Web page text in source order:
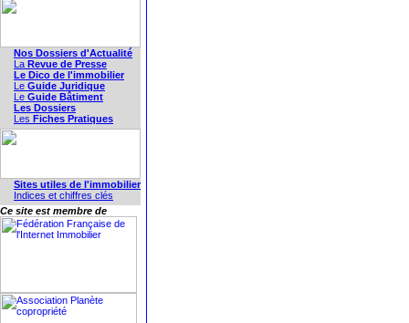
Nos Dossiers d'Actualité
La Revue de Presse
Le Dico de l'immobilier
Le Guide Juridique
Le Guide Bâtiment
Les Dossiers
Les Fiches Pratiques
Sites utiles de l'immobilier
Indices et chiffres clés
Ce site est membre de